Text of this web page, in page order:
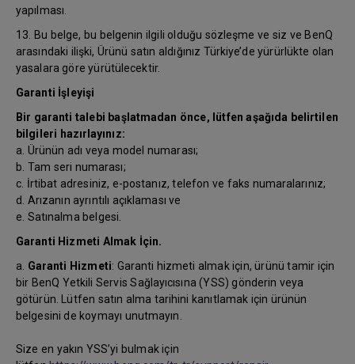
yapılması.
13. Bu belge, bu belgenin ilgili olduğu sözleşme ve siz ve BenQ
arasındaki ilişki, Ürünü satın aldığınız Türkiye’de yürürlükte olan
yasalara göre yürütülecektir.
Garanti İşleyişi
Bir garanti talebi başlatmadan önce, lütfen aşağıda belirtilen
bilgileri hazırlayınız:
a. Ürünün adı veya model numarası;
b. Tam seri numarası;
c. İrtibat adresiniz, e-postanız, telefon ve faks numaralarınız;
d. Arızanın ayrıntılı açıklaması ve
e. Satınalma belgesi.
Garanti Hizmeti Almak İçin.
a. Garanti Hizmeti: Garanti hizmeti almak için, ürünü tamir için
bir BenQ Yetkili Servis Sağlayıcısına (YSS) gönderin veya
götürün. Lütfen satın alma tarihini kanıtlamak için ürünün
belgesini de koymayı unutmayın.
Size en yakın YSS’yi bulmak için